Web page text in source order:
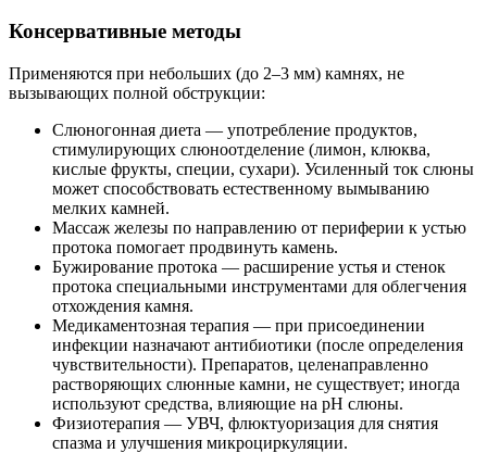
Консервативные методы
Применяются при небольших (до 2–3 мм) камнях, не
вызывающих полной обструкции:
Слюногонная диета — употребление продуктов,
стимулирующих слюноотделение (лимон, клюква,
кислые фрукты, специи, сухари). Усиленный ток слюны
может способствовать естественному вымыванию
мелких камней.
Массаж железы по направлению от периферии к устью
протока помогает продвинуть камень.
Бужирование протока — расширение устья и стенок
протока специальными инструментами для облегчения
отхождения камня.
Медикаментозная терапия — при присоединении
инфекции назначают антибиотики (после определения
чувствительности). Препаратов, целенаправленно
растворяющих слюнные камни, не существует; иногда
используют средства, влияющие на pH слюны.
Физиотерапия — УВЧ, флюктуоризация для снятия
спазма и улучшения микроциркуляции.